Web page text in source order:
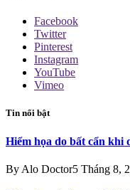
Facebook
Twitter
Pinterest
Instagram
YouTube
Vimeo
Tin nổi bật
Hiểm họa do bất cẩn khi
By Alo Doctor5 Tháng 8,